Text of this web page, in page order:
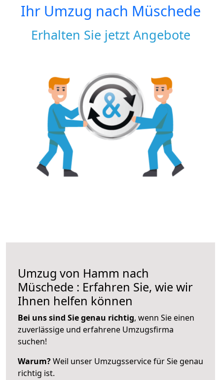
Ihr Umzug nach Müschede
Erhalten Sie jetzt Angebote
Umzug von Hamm nach
Müschede : Erfahren Sie, wie wir
Ihnen helfen können
Bei uns sind Sie genau richtig, wenn Sie einen
zuverlässige und erfahrene Umzugsfirma
suchen!
Warum?Weil unser Umzugsservice für Sie genau
richtig ist.